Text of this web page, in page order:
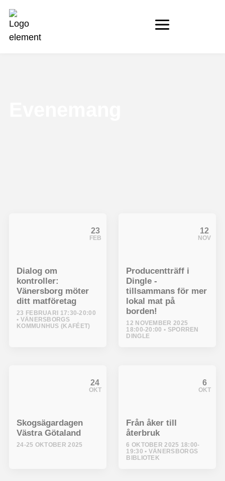
23
FEB
Dialog om
kontroller:
Vänersborg möter
ditt matföretag
23 FEBRUARI 17:30-20:00
VÄNERSBORGS
KOMMUNHUS (KAFÉET)
12
NOV
Producentträff i
Dingle -
tillsammans för mer
lokal mat på
borden!
12 NOVEMBER 2025
18:00-20:00
SPORREN
DINGLE
24
OKT
Skogsägardagen
Västra Götaland
24-25 OKTOBER 2025
6
OKT
Från åker till
återbruk
6 OKTOBER 2025 18:00-
19:30
VÄNERSBORGS
BIBLIOTEK